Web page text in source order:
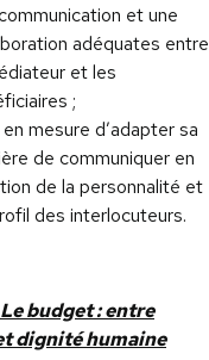
et une
adéquates entre
et les
;
mesure d’adapter sa
de communiquer en
de la personnalité et
des interlocuteurs.
budget : entre
dignité humaine